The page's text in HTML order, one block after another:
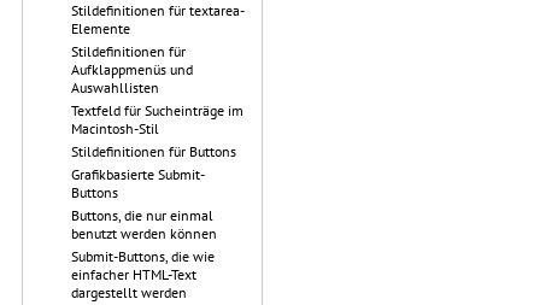
Stildefinitionen für textarea-
Elemente
Stildefinitionen für
Aufklappmenüs und
Auswahllisten
Textfeld für Sucheinträge im
Macintosh-Stil
Stildefinitionen für Buttons
Grafikbasierte Submit-
Buttons
Buttons, die nur einmal
benutzt werden können
Submit-Buttons, die wie
einfacher HTML-Text
dargestellt werden